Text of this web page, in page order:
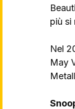
più si
Nel
May